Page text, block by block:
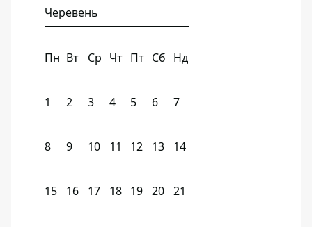
Черевень
Пн Вт Ср Чт Пт Сб Нд
1 2 3 4 5 6 7
8 9 10 11 12 13 14
15 16 17 18 19 20 21